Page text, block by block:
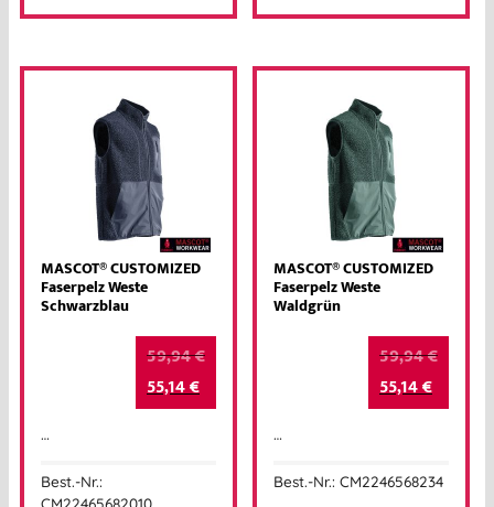
MASCOT® CUSTOMIZED
Faserpelz Weste
Schwarzblau
59,94€
55,14€
…
Best.-Nr.:
CM22465682010
MASCOT® CUSTOMIZED
Faserpelz Weste
Waldgrün
59,94€
55,14€
…
Best.-Nr.: CM2246568234